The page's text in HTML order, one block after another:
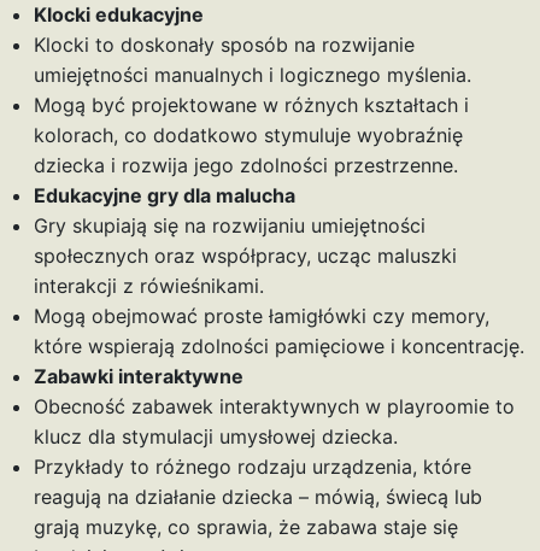
Klocki edukacyjne
Klocki to doskonały sposób na rozwijanie
umiejętności manualnych i logicznego myślenia.
Mogą być projektowane w różnych kształtach i
kolorach, co dodatkowo stymuluje wyobraźnię
dziecka i rozwija jego zdolności przestrzenne.
Edukacyjne gry dla malucha
Gry skupiają się na rozwijaniu umiejętności
społecznych oraz współpracy, ucząc maluszki
interakcji z rówieśnikami.
Mogą obejmować proste łamigłówki czy memory,
które wspierają zdolności pamięciowe i koncentrację.
Zabawki interaktywne
Obecność zabawek interaktywnych w playroomie to
klucz dla stymulacji umysłowej dziecka.
Przykłady to różnego rodzaju urządzenia, które
reagują na działanie dziecka – mówią, świecą lub
grają muzykę, co sprawia, że zabawa staje się